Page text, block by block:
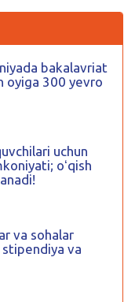
bakalavriat
oyiga 300 yevro
uchun
oʻqish
va sohalar
va